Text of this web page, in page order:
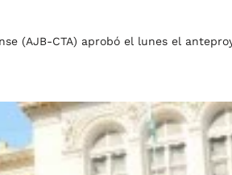
(AJB-CTA) aprobó el lunes el